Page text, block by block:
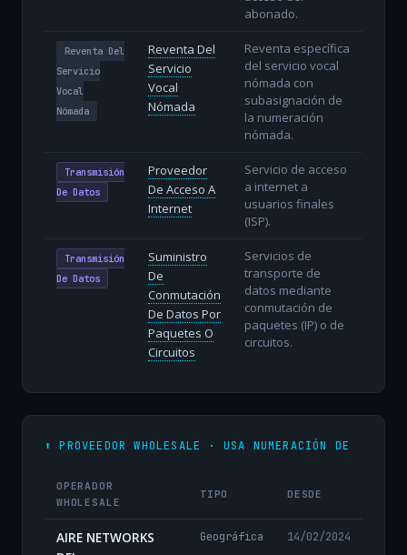
abonado.
Reventa Del
Servicio
Vocal
Nómada
Reventa Del
Servicio
Vocal
Nómada
Reventa específica
del servicio vocal
nómada con
subasignación de
la numeración
nómada.
Transmisión
De Datos
Proveedor
De Acceso A
Internet
Servicio de acceso
a internet a
usuarios finales
(ISP).
Transmisión
De Datos
Suministro
De
Conmutación
De Datos Por
Paquetes O
Circuitos
Servicios de
transporte de
datos mediante
conmutación de
paquetes (IP) o de
circuitos.
⬆️ PROVEEDOR WHOLESALE · USA NUMERACIÓN DE
OPERADOR
WHOLESALE
TIPO DESDE
AIRE NETWORKS
Geográfica 14/02/2024